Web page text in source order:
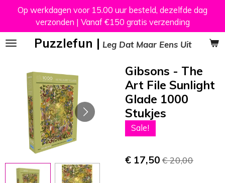
naar
de
Puzzlefun | Leg Dat Maar Eens Uit
Op werkdagen voor 15.00 uur besteld, dezelfde dag
verzonden | Vanaf €150 gratis verzending
Gibsons - The
Art File Sunlight
Glade 1000
Stukjes
Sale!
€ 17,50 € 20,00